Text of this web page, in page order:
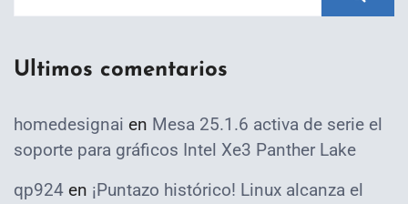
Ultimos comentarios
homedesignai en Mesa 25.1.6 activa de serie el
soporte para gráficos Intel Xe3 Panther Lake
qp924 en ¡Puntazo histórico! Linux alcanza el